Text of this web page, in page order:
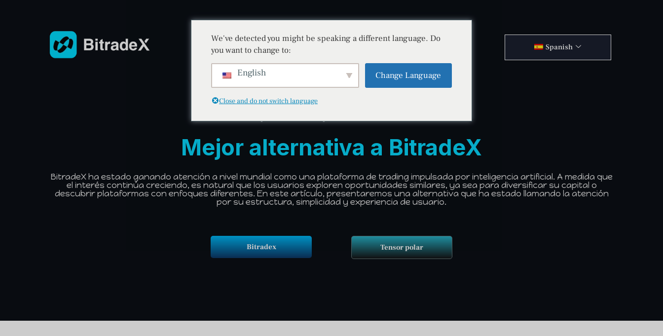
BITRADEX Spanish
Mejor alternativa a BitradeX
BitradeX ha estado ganando atención a nivel mundial como una plataforma de trading impulsada por inteligencia artificial. A medida que
el interés continúa creciendo, es natural que los usuarios exploren oportunidades similares, ya sea para diversificar su capital o
descubrir plataformas con enfoques diferentes. En este artículo, presentaremos una alternativa que ha estado llamando la atención
por su estructura, simplicidad y experiencia de usuario.
Bitradex Tensor polar
We've detected you might be speaking a different language. Do
you want to change to:
English Change Language
Close and do not switch language